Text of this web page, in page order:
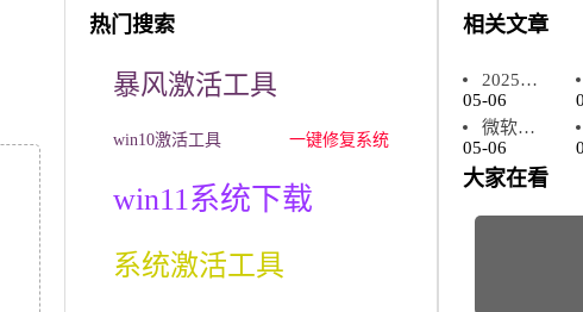
热门搜索
暴风激活工具
win10激活工具 一键修复系统
win11系统下载
系统激活工具
相关文章
蓝奏云下
载安全与
高效指南
05-06
msdn资源
全解：初
05-06
大家在看